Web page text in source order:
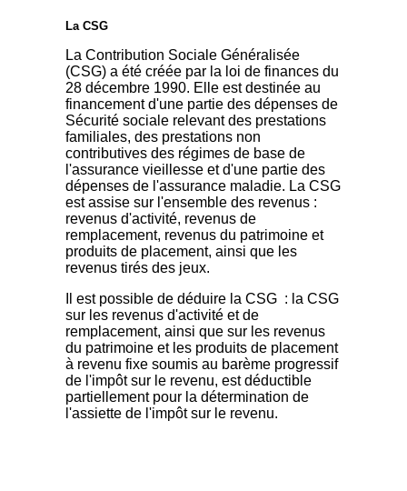
La CSG
La Contribution Sociale Généralisée
(CSG) a été créée par la loi de finances du
28 décembre 1990. Elle est destinée au
financement d'une partie des dépenses de
Sécurité sociale relevant des prestations
familiales, des prestations non
contributives des régimes de base de
l'assurance vieillesse et d'une partie des
dépenses de l'assurance maladie. La CSG
est assise sur l'ensemble des revenus :
revenus d'activité, revenus de
remplacement, revenus du patrimoine et
produits de placement, ainsi que les
revenus tirés des jeux.
Il est possible de déduire la CSG : la CSG
sur les revenus d'activité et de
remplacement, ainsi que sur les revenus
du patrimoine et les produits de placement
à revenu fixe soumis au barème progressif
de l'impôt sur le revenu, est déductible
partiellement pour la détermination de
l'assiette de l'impôt sur le revenu.